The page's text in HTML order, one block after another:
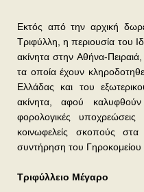
Εκτός από την αρχική
Τριφύλλη, η περιουσία του
ακίνητα στην Αθήνα-
τα οποία έχουν
Ελλάδας και του
ακίνητα, αφού
φορολογικές υποχρεώσεις
κοινωφελείς σκοπούς
συντήρηση του
Τριφύλλειο Μέγαρο